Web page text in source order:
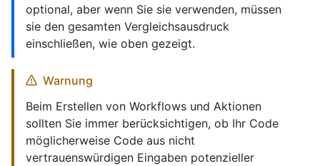
optional, aber wenn Sie sie verwenden, müssen
sie den gesamten Vergleichsausdruck
einschließen, wie oben gezeigt.
Warnung
Beim Erstellen von Workflows und Aktionen
sollten Sie immer berücksichtigen, ob Ihr Code
möglicherweise Code aus nicht
vertrauenswürdigen Eingaben potenzieller